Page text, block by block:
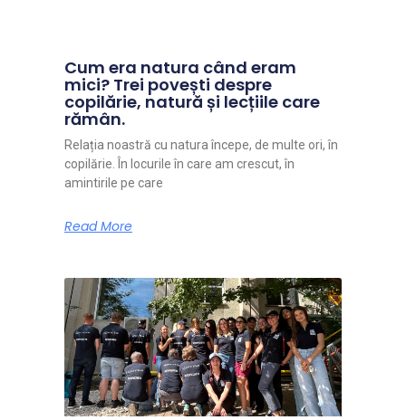
Cum era natura când eram
mici? Trei povești despre
copilărie, natură și lecțiile care
rămân.
Relația noastră cu natura începe, de multe ori, în
copilărie. În locurile în care am crescut, în
amintirile pe care
Read More